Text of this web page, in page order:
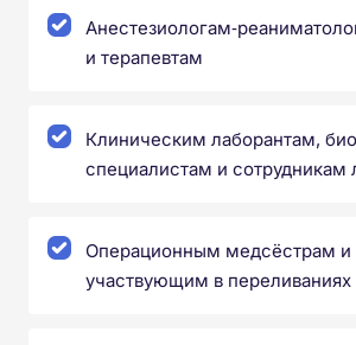
и терапевтам
Клиническим лаборантам,
специалистам и сотрудникам
Операционным медсёстрам и
участвующим в переливаниях